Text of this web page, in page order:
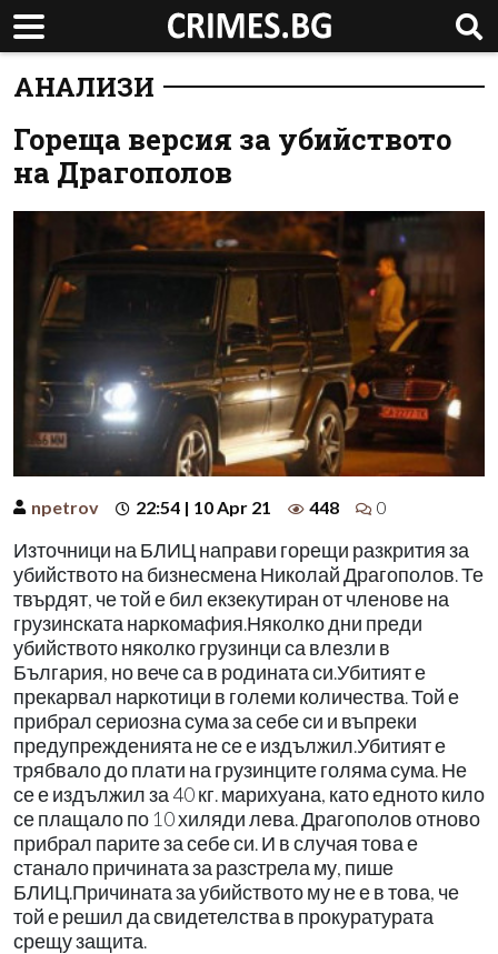
АНАЛИЗИ
Гореща версия за убийството
на Драгополов
npetrov 22:54 | 10 Apr 21 448 0
Източници на БЛИЦ направи горещи разкрития за
убийството на бизнесмена Николай Драгополов. Те
твърдят, че той е бил екзекутиран от членове на
грузинската наркомафия.Няколко дни преди
убийството няколко грузинци са влезли в
България, но вече са в родината си.Убитият е
прекарвал наркотици в големи количества. Той е
прибрал сериозна сума за себе си и въпреки
предупрежденията не се е издължил.Убитият е
трябвало до плати на грузинците голяма сума. Не
се е издължил за 40 кг. марихуана, като едното кило
се плащало по 10 хиляди лева. Драгополов отново
прибрал парите за себе си. И в случая това е
станало причината за разстрела му, пише
БЛИЦ.Причината за убийството му не е в това, че
той е решил да свидетелства в прокуратурата
срещу защита.